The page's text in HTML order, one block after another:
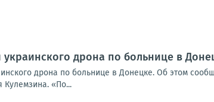
дрона по больнице в
дрона по больнице в Донецке. Об этом
Кулемзина. «По...